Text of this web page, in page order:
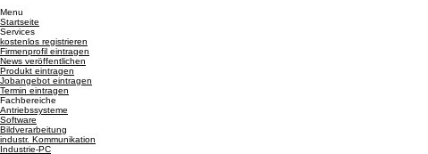
Menu
Startseite
Services
kostenlos registrieren
Firmenprofil eintragen
News veröffentlichen
Produkt eintragen
Jobangebot eintragen
Termin eintragen
Fachbereiche
Antriebssysteme
Software
Bildverarbeitung
industr. Kommunikation
Industrie-PC